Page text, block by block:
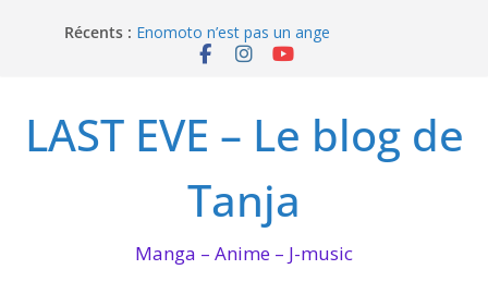
Récents : Enomoto n’est pas un ange
QUEEN BEE enflamme le Bataclan
I’m not in love de Zeniko Sumiya
LAST EVE – Le blog de
Tanja
Manga – Anime – J-music